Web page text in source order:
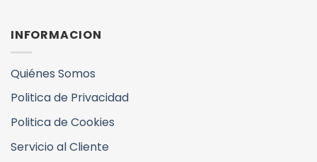
INFORMACION
Quiénes Somos
Politica de Privacidad
Politica de Cookies
Servicio al Cliente